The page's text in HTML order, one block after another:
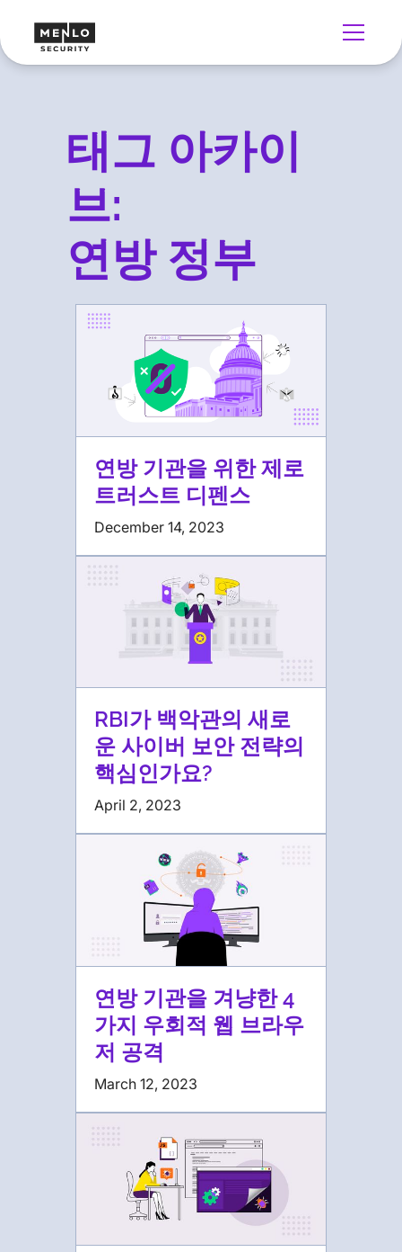
태그 아카이
브:
연방 정부
연방 기관을 위한 제로
트러스트 디펜스
December 14, 2023
RBI가 백악관의 새로
운 사이버 보안 전략의
핵심인가요?
April 2, 2023
연방 기관을 겨냥한 4
가지 우회적 웹 브라우
저 공격
March 12, 2023